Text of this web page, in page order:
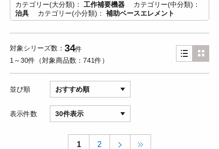
カテゴリー(大分類) 工作補要機器
カテゴリー(中分類)
治具
カテゴリー(小分類) 補助ベースエレメント
対象シリーズ数 34件
1～30件
対象商品数 741件
並び順 おすすめ順
表示件数 30件表示
1 2